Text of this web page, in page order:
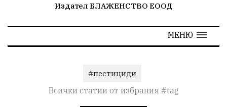
Издател БЛАЖЕНСТВО ЕООД
МЕНЮ
#пестициди
Всички статии от избрания #tag